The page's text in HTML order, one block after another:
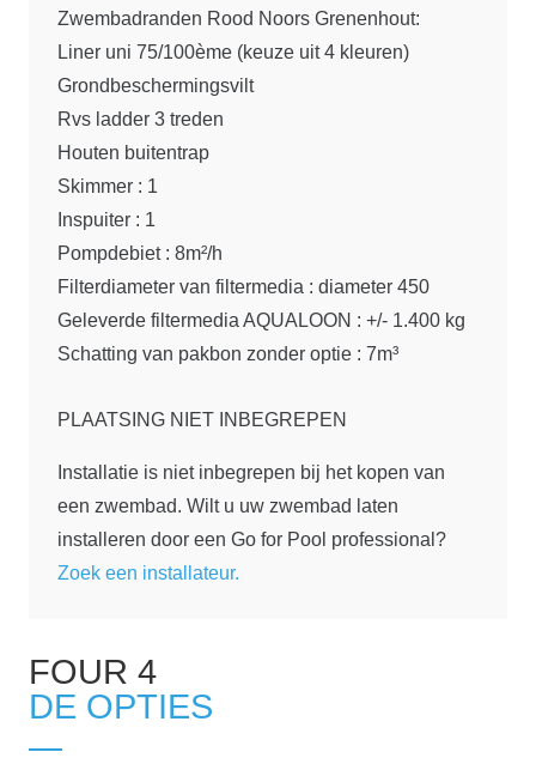
Zwembadranden Rood Noors Grenenhout:
Liner uni 75/100ème (keuze uit 4 kleuren)
Grondbeschermingsvilt
Rvs ladder 3 treden
Houten buitentrap
Skimmer : 1
Inspuiter : 1
Pompdebiet : 8m²/h
Filterdiameter van filtermedia : diameter 450
Geleverde filtermedia AQUALOON : +/- 1.400 kg
Schatting van pakbon zonder optie : 7m³
PLAATSING NIET INBEGREPEN
Installatie is niet inbegrepen bij het kopen van
een zwembad. Wilt u uw zwembad laten
installeren door een Go for Pool professional?
Zoek een installateur.
FOUR 4
DE OPTIES